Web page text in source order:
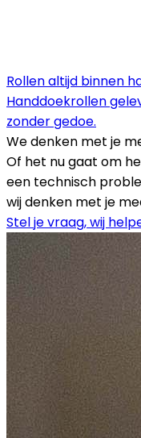
Rollen altijd binnen
Handdoekrollen
zonder gedoe.
We denken met je
Of het nu gaat om
een technisch
wij denken met je
Stel je vraag, wij